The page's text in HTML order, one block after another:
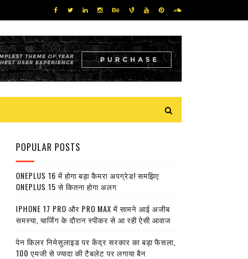
POPULAR POSTS
ONEPLUS 16 में होगा बड़ा कैमरा अपग्रेड! समझिए
ONEPLUS 15 से कितना होगा अलग
IPHONE 17 PRO और PRO MAX में सामने आई अजीब
समस्या, चार्जिंग के दौरान स्पीकर से आ रही ऐसी आवाज
पेन किलर निमेसुलाइड पर केंद्र सरकार का बड़ा फैसला,
100 एमजी से ज्यादा की टैबलेट पर लगाया बैन